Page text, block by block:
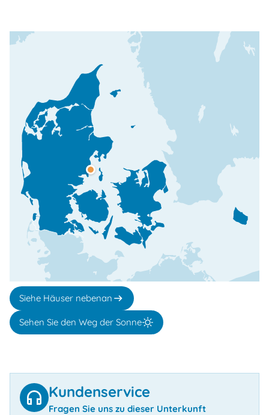
Siehe Häuser nebenan
Sehen Sie den Weg der Sonne
Kundenservice
Fragen Sie uns zu dieser Unterkunft